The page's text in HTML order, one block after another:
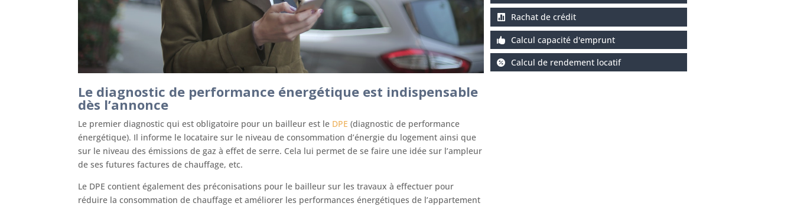
Le diagnostic de performance énergétique est indispensable
dès l’annonce
Le premier diagnostic qui est obligatoire pour un bailleur est le DPE (diagnostic de performance
énergétique). Il informe le locataire sur le niveau de consommation d’énergie du logement ainsi que
sur le niveau des émissions de gaz à effet de serre. Cela lui permet de se faire une idée sur l’ampleur
de ses futures factures de chauffage, etc.
Le DPE contient également des préconisations pour le bailleur sur les travaux à effectuer pour
réduire la consommation de chauffage et améliorer les performances énergétiques de l’appartement
Rachat de crédit
Calcul capacité d'emprunt
Calcul de rendement locatif